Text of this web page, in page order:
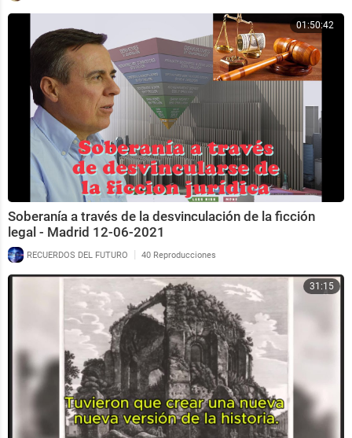
01:50:42
Soberanía a través de la desvinculación de la ficción
legal - Madrid 12-06-2021
RECUERDOS DEL FUTURO | 40 Reproducciones
31:15